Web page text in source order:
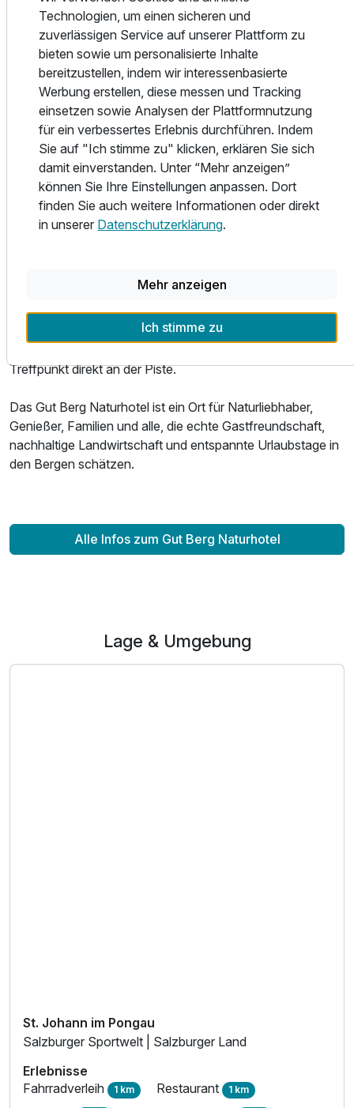
Für 8 Tage p.P. ab
Doppelzimmer Nebenhaus
2 Erwachsene und 1 Kind
Die liebevoll gestalteten Zimmer und Suiten verbinden
alpinen Charme mit modernem Wohnkomfort. Natürliche
Materialien, warme Farben und viel Raum zum Wohlfühlen
schaffen eine Atmosphäre, in der Entspannung ganz
selbstverständlich wird.
Nach aktiven Stunden in den Bergen lädt der
Wellnessbereich zum Abschalten ein. Hallenbad, Saunen
und gemütliche Ruhezonen bieten den perfekten Ausgleich
nach Wanderungen, Skitagen oder erlebnisreichen
Familienausflügen.
er mit seiner sonnigen Panoramalage, regionalen
Schmankerln und einer einzigartigen Aussicht auf die
Salzburger Bergwelt. Im Sommer finden hier gesellige
Treffpunkt direkt an der Piste.
Das Gut Berg Naturhotel ist ein Ort für Naturliebhaber,
Genießer, Familien und alle, die echte Gastfreundschaft,
nachhaltige Landwirtschaft und entspannte Urlaubstage in
den Bergen schätzen.
Alle Infos zum Gut Berg Naturhotel
Lage & Umgebung
St. Johann im Pongau
Salzburger Sportwelt | Salzburger Land
Erlebnisse
Fahrradverleih 1 km Restaurant 1 km
Technologien, um einen sicheren und
zuverlässigen Service auf unserer Plattform zu
bieten sowie um personalisierte Inhalte
bereitzustellen, indem wir interessenbasierte
Werbung erstellen, diese messen und Tracking
einsetzen sowie Analysen der Plattformnutzung
für ein verbessertes Erlebnis durchführen. Indem
Sie auf "Ich stimme zu" klicken, erklären Sie sich
damit einverstanden. Unter “Mehr anzeigen”
können Sie Ihre Einstellungen anpassen. Dort
finden Sie auch weitere Informationen oder direkt
in unserer Datenschutzerklärung.
Mehr anzeigen
Ich stimme zu